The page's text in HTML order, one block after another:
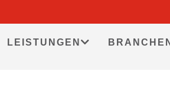
LEISTUNGEN BRANCHEN